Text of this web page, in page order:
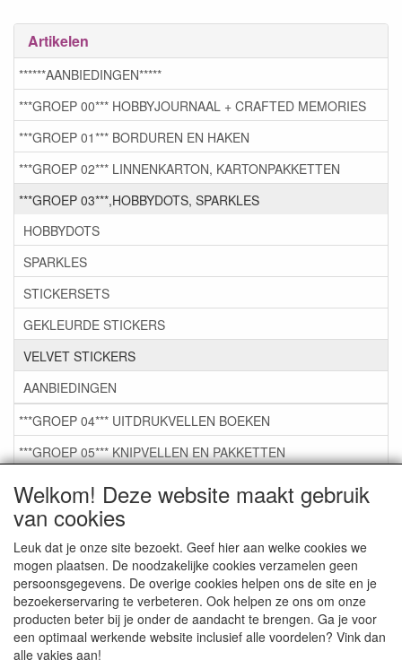
Welkom! Deze website maakt gebruik
van cookies
Leuk dat je onze site bezoekt. Geef hier aan welke cookies we
mogen plaatsen. De noodzakelijke cookies verzamelen geen
persoonsgegevens. De overige cookies helpen ons de site en je
bezoekerservaring te verbeteren. Ook helpen ze ons om onze
producten beter bij je onder de aandacht te brengen. Ga je voor
een optimaal werkende website inclusief alle voordelen? Vink dan
alle vakjes aan!
Artikelen
******AANBIEDINGEN*****
***GROEP 00*** HOBBYJOURNAAL + CRAFTED MEMORIES
***GROEP 01*** BORDUREN EN HAKEN
***GROEP 02*** LINNENKARTON, KARTONPAKKETTEN
***GROEP 03***,HOBBYDOTS, SPARKLES
HOBBYDOTS
SPARKLES
STICKERSETS
GEKLEURDE STICKERS
VELVET STICKERS
AANBIEDINGEN
***GROEP 04*** UITDRUKVELLEN BOEKEN
***GROEP 05*** KNIPVELLEN EN PAKKETTEN
***GROEP 06*** TAPE/LIJM SNIJMALLEN STEMPELS
***GROEP 07*** KAARTEN +SCRAP TOEBEHOREN
***GROEP 08*** TEKENEN EN KLEUREN, GELPEN,MARKER
***GROEP 09*** KRALEN EN TOEBEHOREN
***GROEP 10*** WENSKAARTEN MET ENV. €0,75